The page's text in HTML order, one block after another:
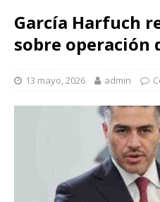
García Harfuch
sobre operación
13 mayo, 2026 admin